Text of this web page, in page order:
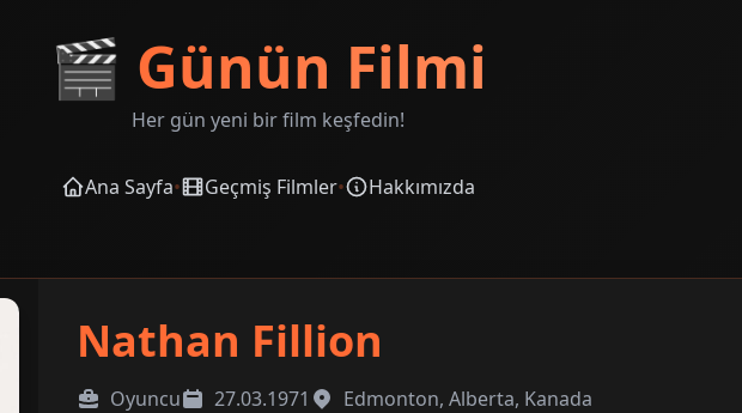
🎬 Günün Filmi
Her gün yeni bir film keşfedin!
Ana Sayfa• Geçmiş Filmler• Hakkımızda
Nathan Fillion
Oyuncu 27.03.1971 Edmonton, Alberta, Kanada